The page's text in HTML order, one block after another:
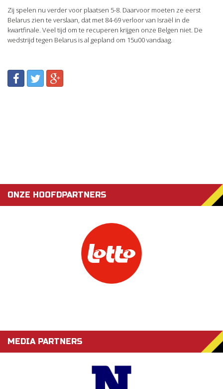
Zij spelen nu verder voor plaatsen 5-8. Daarvoor moeten ze eerst
Belarus zien te verslaan, dat met 84-69 verloor van Israël in de
kwartfinale. Veel tijd om te recuperen krijgen onze Belgen niet. De
wedstrijd tegen Belarus is al gepland om 15u00 vandaag.
ONZE HOOFDPARTNERS
MEDIA PARTNERS